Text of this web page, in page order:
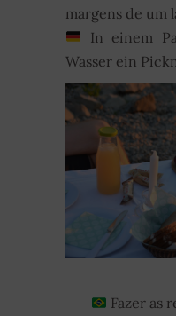
margens de um
In einem
Wasser ein
Fazer as